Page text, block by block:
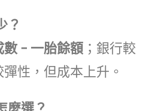
？
− 一胎餘額 ；銀行較
性，但成本上升。